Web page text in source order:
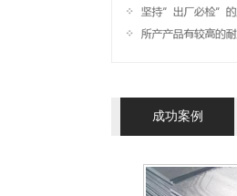
成功案例